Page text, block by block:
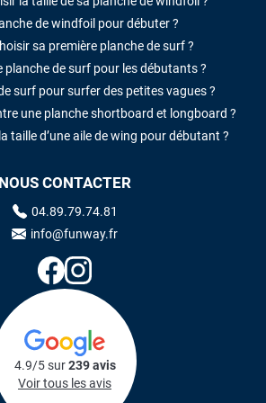
de windfoil pour débuter ?
sa première planche de surf ?
planche de surf pour les débutants ?
surf pour surfer des petites vagues ?
une planche shortboard et longboard ?
taille d’une aile de wing pour débutant ?
NOUS CONTACTER
04.89.79.74.81
info@funway.fr
4.9/5 sur239 avis
Voir tous les avis